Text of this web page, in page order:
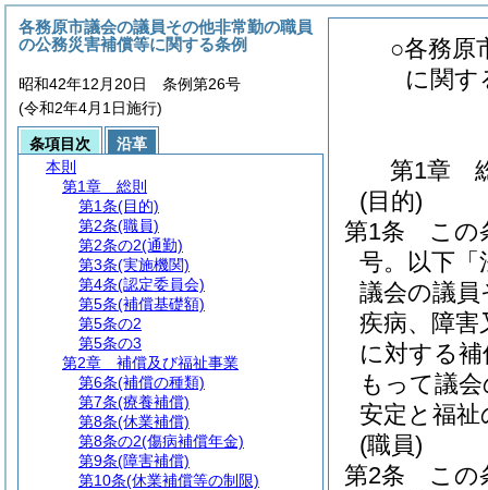
○各務原
に関す
第1章
(目的)
第1条
この
号。以下「
議会の議
疾病、障
に対する補
もって議
安定と福
(職員)
第2条
この
各務原市議会の議員その他非常勤の職員
の公務災害補償等に関する条例
昭和42年12月20日 条例第26号
(令和2年4月1日施行)
条項目次
沿革
本則
第1章
総則
第1条(目的)
第2条(職員)
第2条の2(通勤)
第3条(実施機関)
第4条(認定委員会)
第5条(補償基礎額)
第5条の2
第5条の3
第2章
補償及び福祉事業
第6条(補償の種類)
第7条(療養補償)
第8条(休業補償)
第8条の2(傷病補償年金)
第9条(障害補償)
第10条(休業補償等の制限)